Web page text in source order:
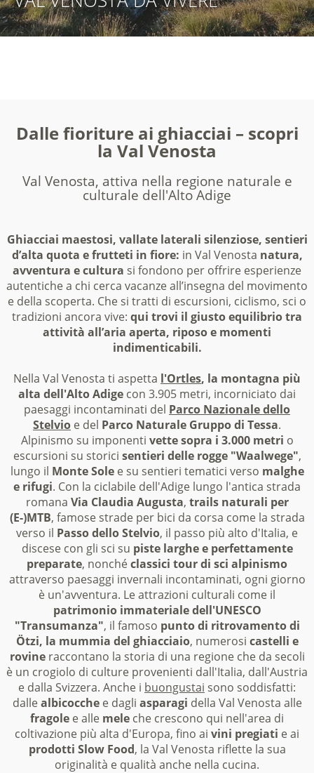
SCOPRIRE
ASSAPORARE
Dalle fioriture ai ghiacciai – scopri
la Val Venosta
Val Venosta, attiva nella regione naturale e
culturale dell'Alto Adige
Ghiacciai maestosi, vallate laterali silenziose, sentieri
d’alta quota e frutteti in fiore: in Val Venosta natura,
avventura e cultura si fondono per offrire esperienze
autentiche a chi cerca vacanze all’insegna del movimento
e della scoperta. Che si tratti di escursioni, ciclismo, sci o
tradizioni ancora vive: qui trovi il giusto equilibrio tra
attività all’aria aperta, riposo e momenti
indimenticabili.
Nella Val Venosta ti aspetta l'Ortles, la montagna più
alta dell'Alto Adige con 3.905 metri, incorniciato dai
paesaggi incontaminati del Parco Nazionale dello
Stelvio e del Parco Naturale Gruppo di Tessa.
Alpinismo su imponenti vette sopra i 3.000 metri o
escursioni su storici sentieri delle rogge "Waalwege",
lungo il Monte Solee su sentieri tematici verso malghe
e rifugi. Con la ciclabile dell'Adige lungo l'antica strada
romana Via Claudia Augusta, trails naturali per
(E-)MTB, famose strade per bici da corsa come la strada
verso il Passo dello Stelvio, il passo più alto d'Italia, e
discese con gli sci su piste larghe e perfettamente
preparate, nonchéclassici tour di sci alpinismo
attraverso paesaggi invernali incontaminati, ogni giorno
è un'avventura. Le attrazioni culturali come il
patrimonio immateriale dell'UNESCO
"Transumanza", il famoso punto di ritrovamento di
Ötzi, la mummia del ghiacciaio, numerosi castelli e
rovine raccontano la storia di una regione che da secoli
è un crogiolo di culture provenienti dall'Italia, dall'Austria
e dalla Svizzera. Anche i buongustai sono soddisfatti:
dallealbicocche e dagli asparagi della Val Venosta alle
fragole e alle mele che crescono qui nell'area di
coltivazione più alta d'Europa, fino ai vini pregiati e ai
prodotti Slow Food, la Val Venosta riflette la sua
originalità e qualità anche nella cucina.